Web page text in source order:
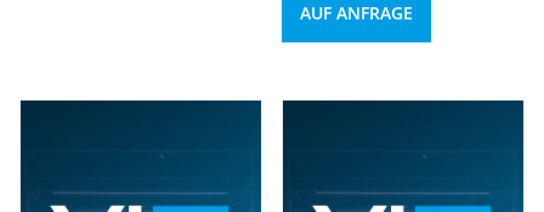
AUF ANFRAGE